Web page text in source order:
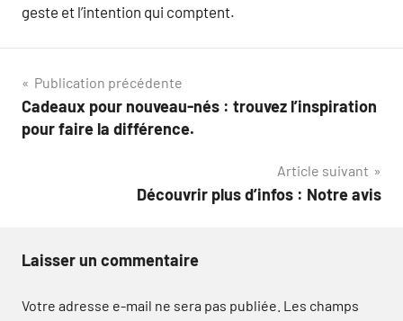
geste et l’intention qui comptent.
Navigation
de
Publication précédente
Cadeaux pour nouveau-nés : trouvez l’inspiration
pour faire la différence.
Article suivant
Découvrir plus d’infos : Notre avis
Laisser un commentaire
Votre adresse e-mail ne sera pas publiée. Les champs